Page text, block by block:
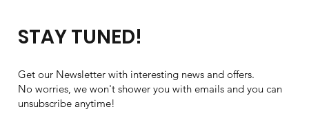
STAY TUNED!
Get our Newsletter with interesting news and offers.
No worries, we won't shower you with emails and you can
unsubscribe anytime!